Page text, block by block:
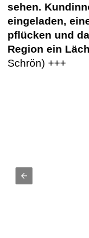
sehen.
eingeladen,
pflücken und
Region ein
Schrön) +++